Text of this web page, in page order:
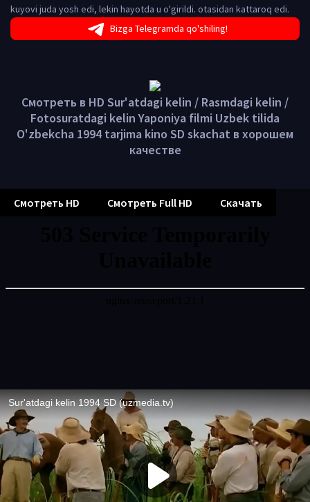
kuyovi juda yosh edi, lekin hayotda u o'girildi. otasidan kattaroq edi.
Bizga Telegramda qo'shiling!
Смотреть в HD Sur'atdagi kelin / Rasmdagi kelin /
Fotosuratdagi kelin Yaponiya filmi Uzbek tilida
O'zbekcha 1994 tarjima kino SD skachat в хорошем
качестве
Смотреть HD Смотреть Full HD Скачать